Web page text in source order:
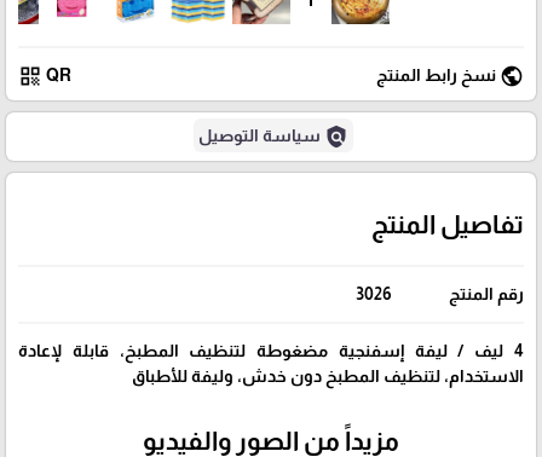
public نسخ رابط المنتج QR
qr_code
policy سياسة التوصيل
تفاصيل المنتج
رقم المنتج 3026
4 ليف / ليفة إسفنجية مضغوطة لتنظيف المطبخ، قابلة لإعادة
الاستخدام، لتنظيف المطبخ دون خدش، وليفة للأطباق
مزيداً من الصور والفيديو